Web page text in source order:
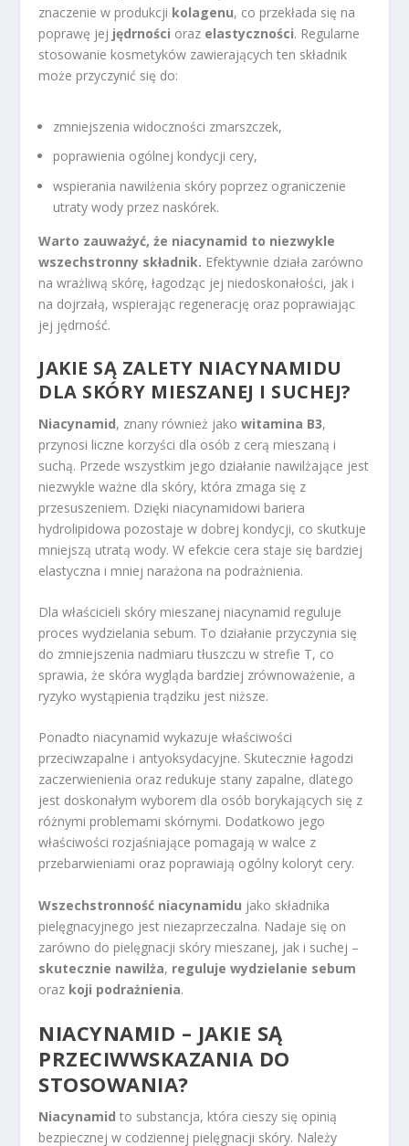
znaczenie w produkcji kolagenu, co przekłada się na
poprawę jej jędrności oraz elastyczności. Regularne
stosowanie kosmetyków zawierających ten składnik
może przyczynić się do:
zmniejszenia widoczności zmarszczek,
poprawienia ogólnej kondycji cery,
wspierania nawilżenia skóry poprzez ograniczenie
utraty wody przez naskórek.
Warto zauważyć, że niacynamid to niezwykle
wszechstronny składnik. Efektywnie działa zarówno
na wrażliwą skórę, łagodząc jej niedoskonałości, jak i
na dojrzałą, wspierając regenerację oraz poprawiając
jej jędrność.
JAKIE SĄ ZALETY NIACYNAMIDU
DLA SKÓRY MIESZANEJ I SUCHEJ?
Niacynamid, znany również jakowitamina B3,
przynosi liczne korzyści dla osób z cerą mieszaną i
suchą. Przede wszystkim jego działanie nawilżające jest
niezwykle ważne dla skóry, która zmaga się z
przesuszeniem. Dzięki niacynamidowi bariera
hydrolipidowa pozostaje w dobrej kondycji, co skutkuje
mniejszą utratą wody. W efekcie cera staje się bardziej
elastyczna i mniej narażona na podrażnienia.
Dla właścicieli skóry mieszanej niacynamid reguluje
proces wydzielania sebum. To działanie przyczynia się
do zmniejszenia nadmiaru tłuszczu w strefie T, co
sprawia, że skóra wygląda bardziej zrównoważenie, a
ryzyko wystąpienia trądziku jest niższe.
Ponadto niacynamid wykazuje właściwości
przeciwzapalne i antyoksydacyjne. Skutecznie łagodzi
zaczerwienienia oraz redukuje stany zapalne, dlatego
jest doskonałym wyborem dla osób borykających się z
różnymi problemami skórnymi. Dodatkowo jego
właściwości rozjaśniające pomagają w walce z
przebarwieniami oraz poprawiają ogólny koloryt cery.
Wszechstronność niacynamidu jako składnika
pielęgnacyjnego jest niezaprzeczalna. Nadaje się on
zarówno do pielęgnacji skóry mieszanej, jak i suchej –
skutecznie nawilża, reguluje wydzielanie sebum
oraz koji podrażnienia.
NIACYNAMID – JAKIE SĄ
PRZECIWWSKAZANIA DO
STOSOWANIA?
Niacynamid to substancja, która cieszy się opinią
bezpiecznej w codziennej pielęgnacji skóry. Należy